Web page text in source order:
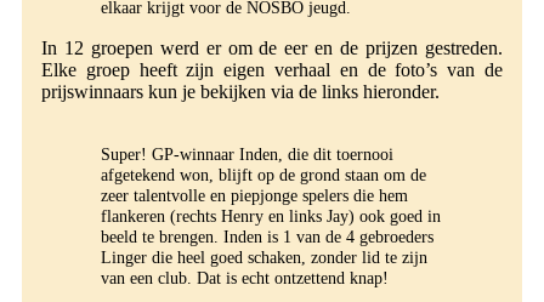
elkaar krijgt voor de NOSBO jeugd.
In 12 groepen werd er om de eer en de prijzen gestreden.
Elke groep heeft zijn eigen verhaal en de foto’s van de
prijswinnaars kun je bekijken via de links hieronder.
Super! GP-winnaar Inden, die dit toernooi
afgetekend won, blijft op de grond staan om de
zeer talentvolle en piepjonge spelers die hem
flankeren (rechts Henry en links Jay) ook goed in
beeld te brengen. Inden is 1 van de 4 gebroeders
Linger die heel goed schaken, zonder lid te zijn
van een club. Dat is echt ontzettend knap!